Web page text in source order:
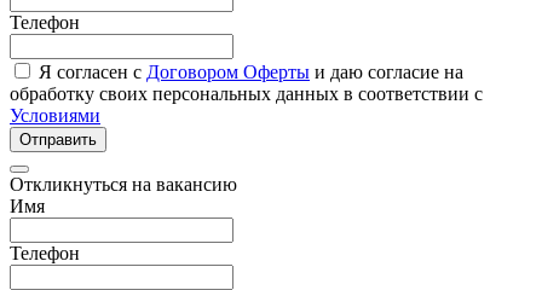
Телефон
Я согласен с Договором Оферты и даю согласие на
обработку своих персональных данных в соответствии с
Условиями
Отправить
Откликнуться на вакансию
Имя
Телефон